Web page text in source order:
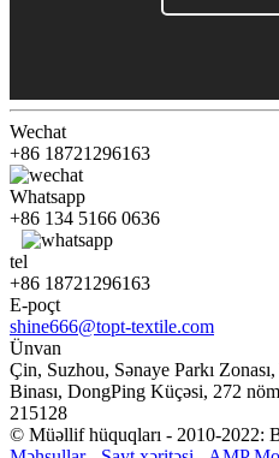
Wechat
+86 18721296163
Whatsapp
+86 134 5166 0636
tel
+86 18721296163
E-poçt
shine666@topt-textile.com
Ünvan
Çin, Suzhou, Sənaye Parkı
Binası, DongPing Küçəsi, 272
215128
© Müəllif hüquqları - 2010-2022: